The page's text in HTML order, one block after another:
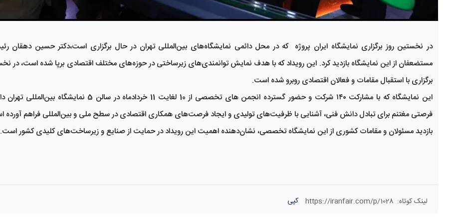
در نخستین روز برگزاری نمایشگاه ایران پروژه که در محل دائمی نمایشگاه‌های بین‌المللی تهران در حال برگزاری است،دکتر حسین دهقان
مستضعفان از این نمایشگاه بازدید کرد. این رویداد که با هدف نمایش توانمندی‌های زیرساختی در حوزه‌های مختلف اقتصادی برپا شده است، در
برگزاری با استقبال مقامات و فعالان اقتصادی روبرو شده است.
این نمایشگاه که با مشارکت ۱۴۰ شرکت و حضور گسترده انجمن های تخصصی از 10 لغایت 11 خردادماه در سالن 5
فرصتی مغتنم برای تبادل دانش فنی، آشنایی با ظرفیت‌های تولیدی و ایجاد فرصت‌های همکاری اقتصادی در سطح ملی و بین‌المللی فراهم آورده
بازدید مسئولان و مقامات کشوری از این نمایشگاه تخصصی، نشان‌دهنده اهمیت این رویداد در حمایت از صنایع و زیرساخت‌های کلیدی کشور است.
لینک کوتاه:
https://iranfair.com/p/1028 کپی